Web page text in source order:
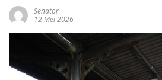
Senator
12 Mei 2026